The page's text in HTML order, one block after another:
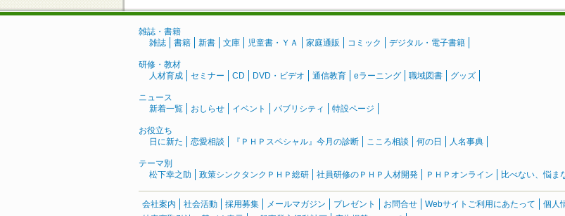
雑誌・書籍
雑誌
書籍 新書 文庫 児童書・ＹＡ 家庭通販 コミック デジタル・電子書籍
研修・教材
人材育成
セミナー CD DVD・ビデオ 通信教育 eラーニング 職域図書 グッズ
ニュース
新着一覧
おしらせ イベント パブリシティ 特設ページ
お役立ち
日に新た
恋愛相談 『ＰＨＰスペシャル』今月の診断 こころ相談 何の日 人名事典
テーマ別
松下幸之助
政策シンクタンクＰＨＰ総研 社員研修のＰＨＰ人材開発 ＰＨＰオンライン 比べない、悩ま
会社案内 社会活動 採用募集 メールマガジン プレゼント お問合せ Webサイトご利用にあたって 個人